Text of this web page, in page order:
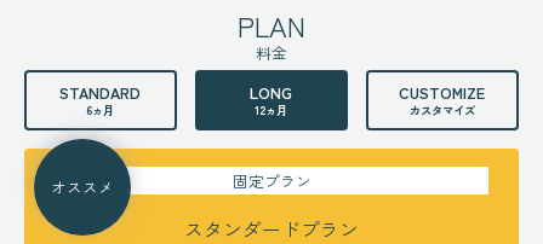
PLAN
料金
STANDARD
6ヵ月
LONG
12ヵ月
CUSTOMIZE
カスタマイズ
オススメ 固定プラン
スタンダードプラン